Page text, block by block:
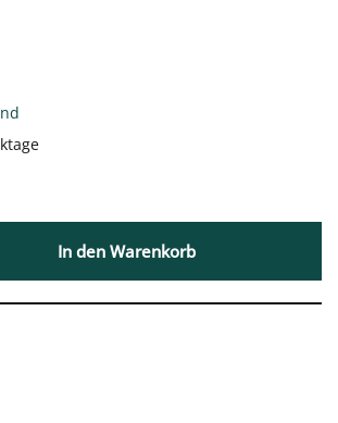
In den Warenkorb